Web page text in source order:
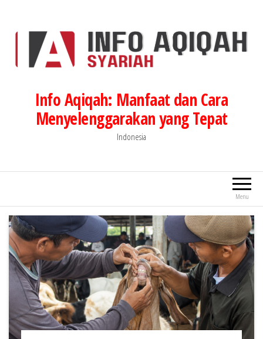
Info Aqiqah: Manfaat dan Cara
Menyelenggarakan yang Tepat
Indonesia
Menu